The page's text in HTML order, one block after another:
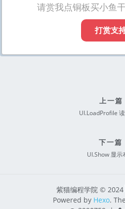
请赏我点铜板买小鱼
打赏支
上一篇
UI.LoadProfile
下一篇
UI.Show 显示
紫猫编程学院 © 2024
Powered by Hexo.